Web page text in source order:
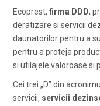
Ecoprest,firma DDD,
deratizare si servicii
daunatorilor pentru a
pentru a proteja
si utilajele valoroase si
Cei trei „D” din
servicii, servicii